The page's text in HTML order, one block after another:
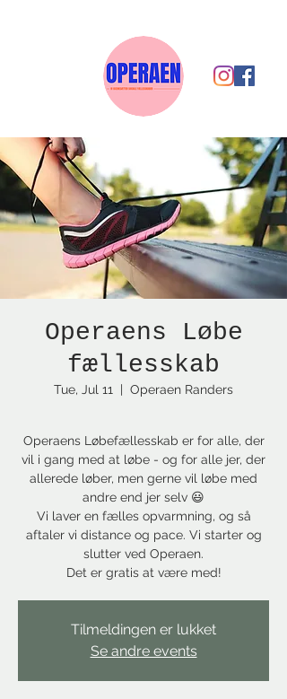
Operaens Løbe
fællesskab
Tue, Jul 11
  |
Operaen Randers
Operaens Løbefællesskab er for alle, der
vil i gang med at løbe - og for alle jer, der
allerede løber, men gerne vil løbe med
andre end jer selv 😃
Vi laver en fælles opvarmning, og så
aftaler vi distance og pace. Vi starter og
slutter ved Operaen.
Det er gratis at være med!
Tilmeldingen er lukket
Se andre events